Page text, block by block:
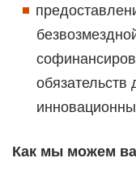
Как мы можем